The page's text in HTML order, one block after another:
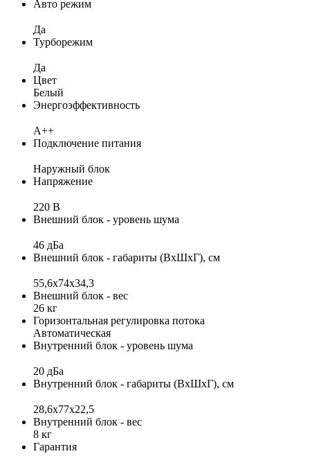
Авто режим
Да
Турборежим
Да
Цвет
Белый
Энергоэффективность
A++
Подключение питания
Наружный блок
Напряжение
220 В
Внешний блок - уровень шума
46 дБа
Внешний блок - габариты (ВхШхГ), см
55,6x74x34,3
Внешний блок - вес
26 кг
Горизонтальная регулировка потока
Автоматическая
Внутренний блок - уровень шума
20 дБа
Внутренний блок - габариты (ВхШхГ), см
28,6x77x22,5
Внутренний блок - вес
8 кг
Гарантия